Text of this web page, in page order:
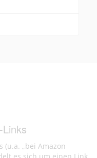
(u.a. „bei Amazon
es sich um einen Link,